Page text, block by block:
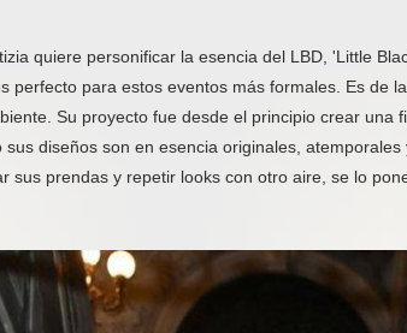
quiere personificar la esencia del LBD, 'Little
perfecto para estos eventos más formales. Es de
Su proyecto fue desde el principio crear una
diseños son en esencia originales,
sus prendas y repetir looks con otro aire, se lo